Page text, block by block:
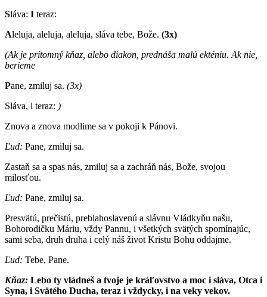
Sláva: I teraz:
Aleluja, aleluja, aleluja, sláva tebe, Bože. (3x)
(Ak je prítomný kňaz, alebo diakon, prednáša malú ekténiu. Ak nie,
berieme
Pane, zmiluj sa. (3x)
Sláva, i teraz: )
Znova a znova modlime sa v pokoji k Pánovi.
Ľud: Pane, zmiluj sa.
Zastaň sa a spas nás, zmiluj sa a zachráň nás, Bože, svojou
milosťou.
Ľud: Pane, zmiluj sa.
Presvätú, prečistú, preblahoslavenú a slávnu Vládkyňu našu,
Bohorodičku Máriu, vždy Pannu, i všetkých svätých spomínajúc,
sami seba, druh druha i celý náš život Kristu Bohu oddajme.
Ľud: Tebe, Pane.
Kňaz: Lebo ty vládneš a tvoje je kráľovstvo a moc i sláva, Otca i
Syna, i Svätého Ducha, teraz i vždycky, i na veky vekov.